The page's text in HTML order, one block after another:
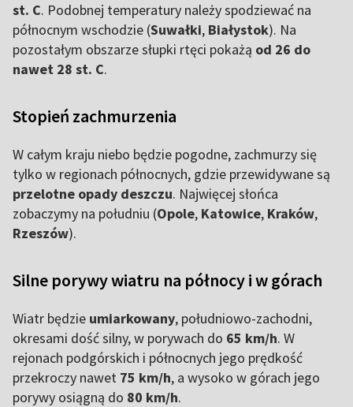
st. C. Podobnej temperatury należy spodziewać na
północnym wschodzie (Suwałki, Białystok). Na
pozostałym obszarze słupki rtęci pokażą od 26 do
nawet 28 st. C.
Stopień zachmurzenia
W całym kraju niebo będzie pogodne, zachmurzy się
tylko w regionach północnych, gdzie przewidywane są
przelotne opady deszczu. Najwięcej słońca
zobaczymy na południu (Opole, Katowice, Kraków,
Rzeszów).
Silne porywy wiatru na północy i w górach
Wiatr będzie umiarkowany, południowo-zachodni,
okresami dość silny, w porywach do 65 km/h. W
rejonach podgórskich i północnych jego prędkość
przekroczy nawet 75 km/h, a wysoko w górach jego
porywy osiągną do 80 km/h.